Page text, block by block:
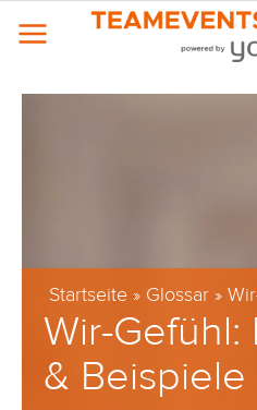
Startseite » Glossar »
Wir-Gefühl:
& Beispiele